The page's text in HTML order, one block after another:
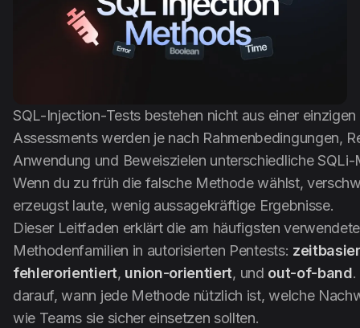
SQL-Injection-Tests bestehen nicht aus einer
Assessments werden je nach Rahmenbedingungen,
Anwendung und Beweiszielen unterschiedliche
Wenn du zu früh die falsche Methode wählst,
erzeugst laute, wenig aussagekräftige Ergebnisse.
Dieser Leitfaden erklärt die am häufigsten
Methodenfamilien in autorisierten Pentests:
fehlerorientiert, union-orientiert, und out-of-band
darauf, wann jede Methode nützlich ist, welche
wie Teams sie sicher einsetzen sollten.